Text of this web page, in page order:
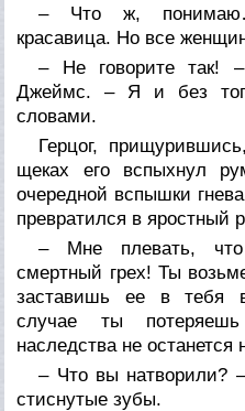
– Что ж,
красавица. Но все
– Не говорите так!
Джеймс. – Я и без
словами.
Герцог,
щеках его вспыхнул
очередной вспышки
превратился в яростный
– Мне плевать, что
смертный грех! Ты
заставишь ее в тебя
случае ты
наследства не останется
– Что вы натворили?
стиснутые зубы.